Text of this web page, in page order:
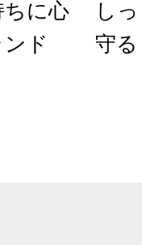
に心
ド
し
守